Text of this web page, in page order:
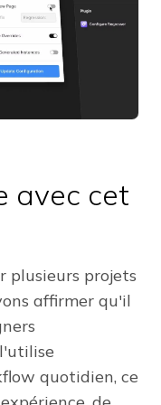
avec cet
plusieurs projets
affirmer qu'il
quotidien, ce